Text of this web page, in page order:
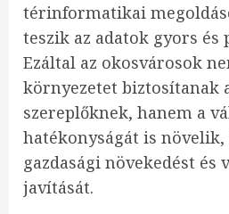
térinformatikai
teszik az adatok gyors és
Ezáltal az okosvárosok
környezetet biztosítanak
szereplőknek, hanem a
hatékonyságát is növelik,
gazdasági növekedést és
javítását.